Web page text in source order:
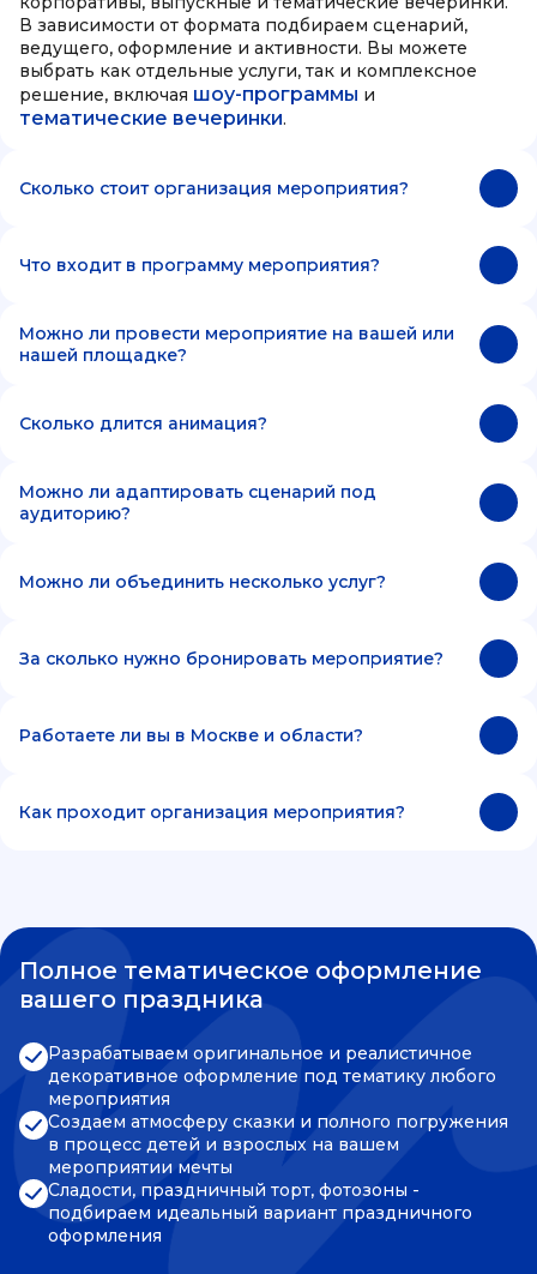
В зависимости от формата подбираем сценарий,
ведущего, оформление и активности. Вы можете
выбрать как отдельные услуги, так и комплексное
решение, включая шоу-программы и
тематические вечеринки.
Сколько стоит организация мероприятия?
Что входит в программу мероприятия?
Можно ли провести мероприятие на вашей или
нашей площадке?
Сколько длится анимация?
Можно ли адаптировать сценарий под
аудиторию?
Можно ли объединить несколько услуг?
За сколько нужно бронировать мероприятие?
Работаете ли вы в Москве и области?
Как проходит организация мероприятия?
Полное тематическое оформление
вашего праздника
Разрабатываем оригинальное и реалистичное
декоративное оформление под тематику любого
мероприятия
Создаем атмосферу сказки и полного погружения
в процесс детей и взрослых на вашем
мероприятии мечты
Сладости, праздничный торт, фотозоны -
подбираем идеальный вариант праздничного
оформления